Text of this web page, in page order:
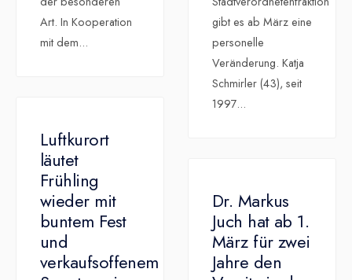
Art. In Kooperation
mit dem...
gibt es ab März eine
personelle
Veränderung. Katja
Schmirler (43), seit
1997...
Luftkurort
läutet
Frühling
wieder mit
buntem Fest
und
verkaufsoffenem
Dr. Markus
Juch hat ab 1.
März für zwei
Jahre den